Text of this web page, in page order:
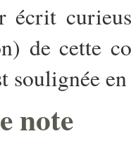
écrit
de cette
soulignée
note